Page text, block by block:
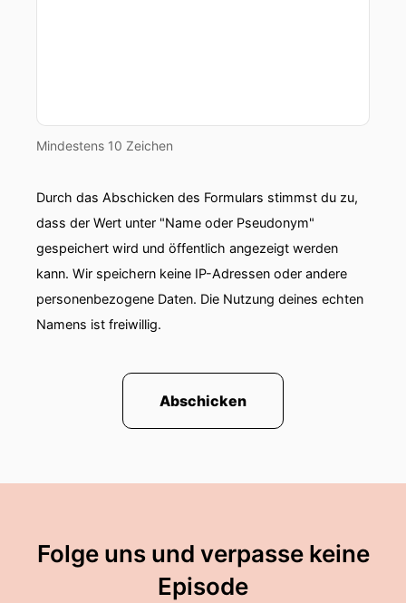
Mindestens 10 Zeichen
Durch das Abschicken des Formulars stimmst du zu,
dass der Wert unter "Name oder Pseudonym"
gespeichert wird und öffentlich angezeigt werden
kann. Wir speichern keine IP-Adressen oder andere
personenbezogene Daten. Die Nutzung deines echten
Namens ist freiwillig.
Abschicken
Folge uns und verpasse keine
Episode